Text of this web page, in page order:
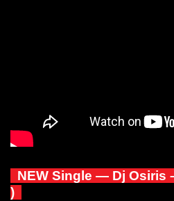
NEW Single — Dj Osiris
)